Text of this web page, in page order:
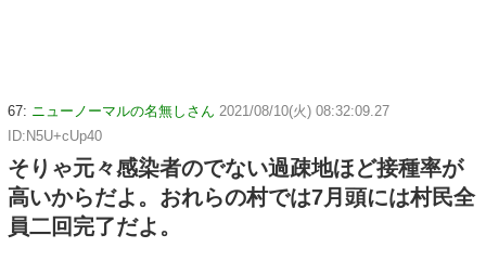
67: ニューノーマルの名無しさん 2021/08/10(火) 08:32:09.27
ID:N5U+cUp40
そりゃ元々感染者のでない過疎地ほど接種率が
高いからだよ。おれらの村では7月頭には村民全
員二回完了だよ。